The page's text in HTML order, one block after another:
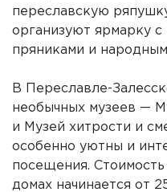
переславскую
организуют ярмарку с
пряниками и
В Переславле-
необычных музеев —
и Музей хитрости и
особенно уютны и
посещения.
домах начинается от